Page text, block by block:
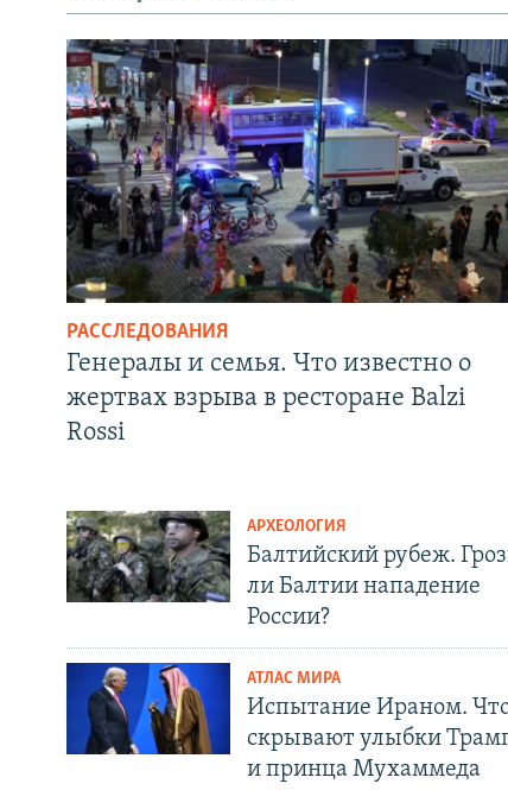
РАССЛЕДОВАНИЯ
Генералы и семья. Что известно о
жертвах взрыва в ресторане Balzi
Rossi
АРХЕОЛОГИЯ
Балтийский рубеж.
ли Балтии нападение
России?
АТЛАС МИРА
Испытание Ираном.
скрывают улыбки
и принца Мухаммеда